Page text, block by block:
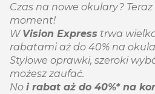
Czas na nowe okulary?
moment!
WVision Express trwa
rabatami aż do 40% na
Stylowe oprawki, szeroki
możesz zaufać.
No i rabat aż do 40%* na